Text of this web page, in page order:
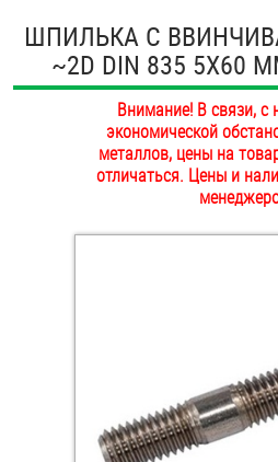
ОПТ
ПОКУПАТЕЛЯМ
ОПЛАТА И ДОСТАВКА
НАШИ МАГАЗИНЫ
Антивандальный
Болты и винты
Втулки
Заклепки (Гайки-
Инструмент
ШПИЛЬКА C
~2D DIN 835 5Х60
Внимание! В связи, с
экономической
металлов, цены на
отличаться. Цены и